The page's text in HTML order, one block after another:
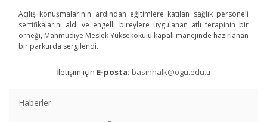
Açılış konuşmalarının ardından eğitimlere katılan sağlık personeli
sertifikalarını aldı ve engelli bireylere uygulanan atlı terapinin bir
örneği, Mahmudiye Meslek Yüksekokulu kapalı manejinde hazırlanan
bir parkurda sergilendi.
İletişim için E-posta: basinhalk@ogu.edu.tr
Haberler